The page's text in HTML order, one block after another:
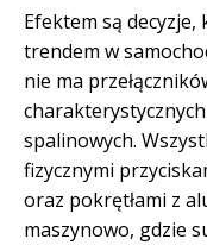
Efektem są
trendem w
nie ma
spalinowych.
fizycznymi
oraz pokrętłami z
maszynowo, gdzie